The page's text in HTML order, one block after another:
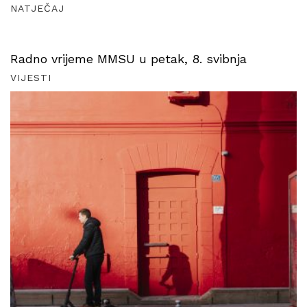
NATJEČAJ
Radno vrijeme MMSU u petak, 8. svibnja
VIJESTI